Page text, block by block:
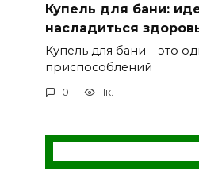
Купель для бани:
насладиться
Купель для бани – это
приспособлений
0 1к.